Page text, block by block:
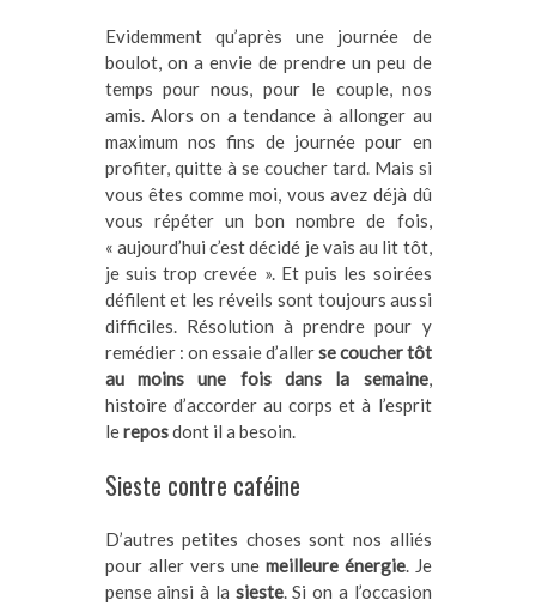
Evidemment qu’après une journée de
boulot, on a envie de prendre un peu de
temps pour nous, pour le couple, nos
amis. Alors on a tendance à allonger au
maximum nos fins de journée pour en
profiter, quitte à se coucher tard. Mais si
vous êtes comme moi, vous avez déjà dû
vous répéter un bon nombre de fois,
« aujourd’hui c’est décidé je vais au lit tôt,
je suis trop crevée ». Et puis les soirées
défilent et les réveils sont toujours aussi
difficiles. Résolution à prendre pour y
remédier : on essaie d’allerse coucher tôt
au moins une fois dans la semaine,
histoire d’accorder au corps et à l’esprit
lereposdont il a besoin.
Sieste contre caféine
D’autres petites choses sont nos alliés
pour aller vers une meilleure énergie. Je
pense ainsi à la sieste. Si on a l’occasion